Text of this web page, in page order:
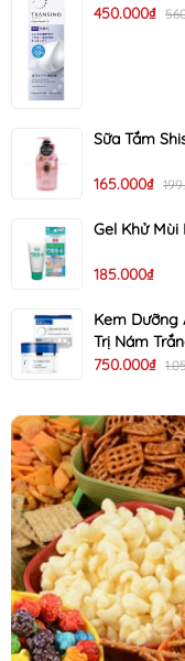
450.000₫
Sữa Tắm
165.000₫
Gel Khử
185.000₫
Kem Dưỡng
Trị Nám
750.000₫